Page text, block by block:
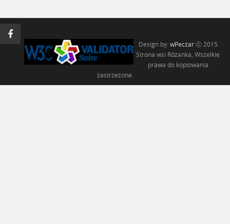
Design by: wPeczar ⓒ 2015
Strona wsi Różanka, Wszelkie
prawa do kopiowania
zastrzeżone.